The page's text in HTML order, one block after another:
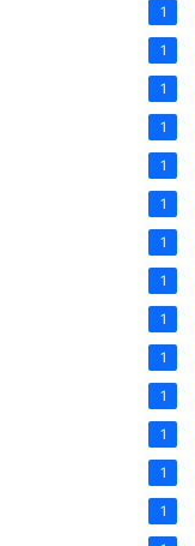
1
1
1
1
1
1
1
1
1
1
1
1
1
1